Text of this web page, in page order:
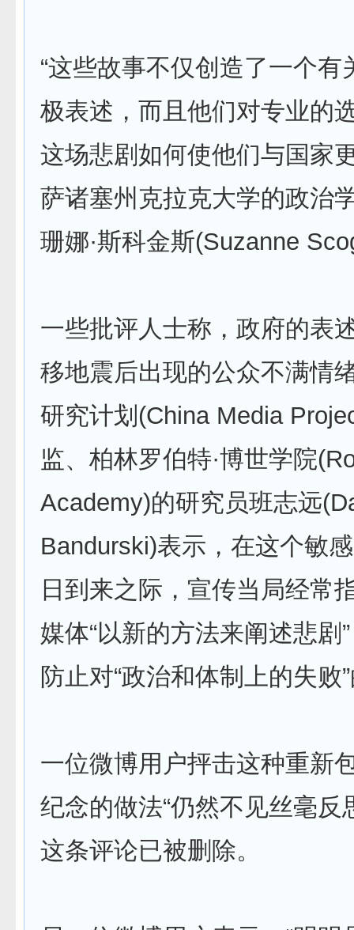
“这些故事不仅创造了一个有
极表述，而且他们对专业的
这场悲剧如何使他们与国家
萨诸塞州克拉克大学的政治
珊娜·斯科金斯(Suzanne
一些批评人士称，政府的表
移地震后出现的公众不满情
研究计划(China Media
监、柏林罗伯特·博世学院
Academy)的研究员班志远
Bandurski)表示，在这个敏
日到来之际，宣传当局经常
媒体“以新的方法来阐述悲剧
防止对“政治和体制上的失败
一位微博用户抨击这种重新
纪念的做法“仍然不见丝毫反
这条评论已被删除。